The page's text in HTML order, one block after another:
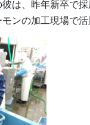
は、昨年新卒で
ンの加工現場で活